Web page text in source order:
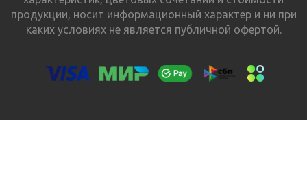
продукции, носит информационный характер и ни при
каких условиях не является публичной офертой.